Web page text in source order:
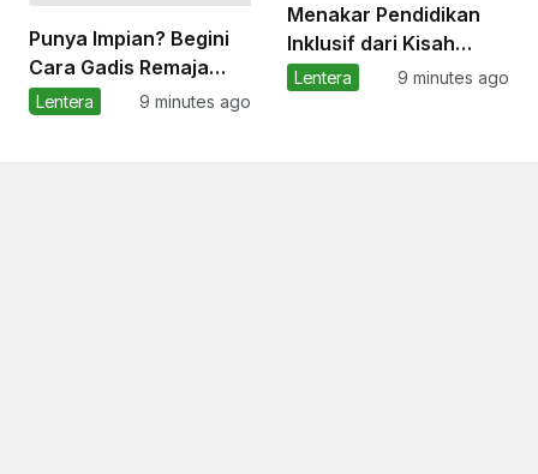
Punya Impian? Begini
Cara Gadis Remaja
Menentukan Masa
Lentera 9 minutes ago
Menakar Pendidikan
Inklusif dari Kisah
Rahmi
Lentera 9 minutes ago